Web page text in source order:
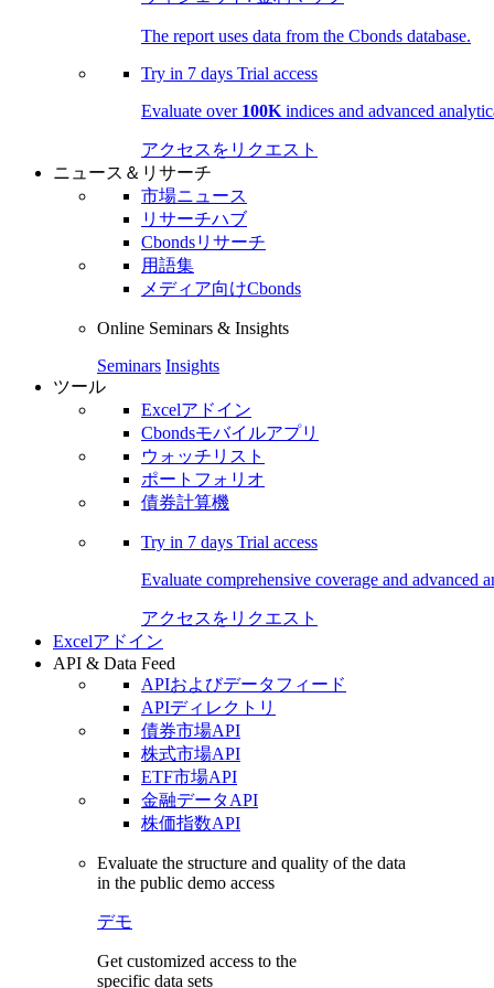
The report uses data from the Cbonds database.
Try in 7 days Trial access
Evaluate over 100K indices and advanced
アクセスをリクエスト
ニュース＆リサーチ
市場ニュース
リサーチハブ
Cbondsリサーチ
用語集
メディア向けCbonds
Online Seminars & Insights
Seminars Insights
ツール
Excelアドイン
Cbondsモバイルアプリ
ウォッチリスト
ポートフォリオ
債券計算機
Try in 7 days Trial access
Evaluate comprehensive coverage and advanced
アクセスをリクエスト
Excelアドイン
API & Data Feed
APIおよびデータフィード
APIディレクトリ
債券市場API
株式市場API
ETF市場API
金融データAPI
株価指数API
Evaluate the structure and quality of the data
in the public demo access
デモ
Get customized access to the
specific data sets